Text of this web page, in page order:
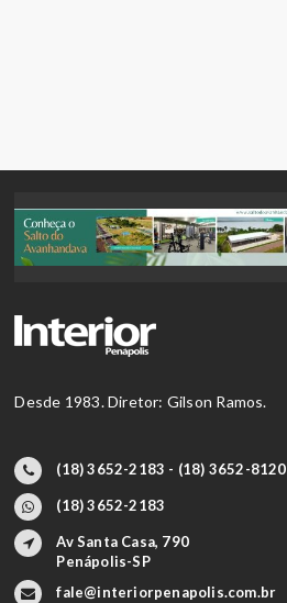
Desde 1983. Diretor: Gilson Ramos.
(18) 3652-2183 - (18) 3652-8120
(18) 3652-2183
Av Santa Casa, 790
Penápolis-SP
fale@interiorpenapolis.com.br